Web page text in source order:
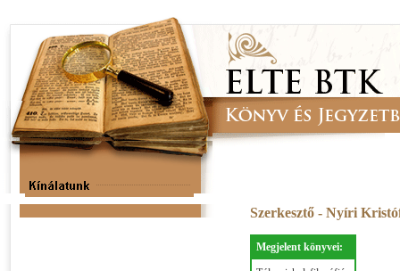
Szerkesztő - Nyíri
Megjelent könyvei: